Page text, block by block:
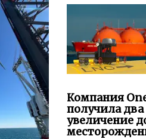
Компания
получила два
увеличение